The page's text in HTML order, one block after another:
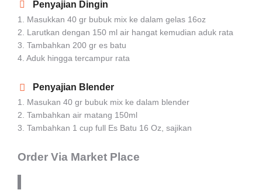
Penyajian Dingin
1. Masukkan 40 gr bubuk mix ke dalam gelas 16oz
2. Larutkan dengan 150 ml air hangat kemudian aduk rata
3. Tambahkan 200 gr es batu
4. Aduk hingga tercampur rata
Penyajian Blender
1. Masukan 40 gr bubuk mix ke dalam blender
2. Tambahkan air matang 150ml
3. Tambahkan 1 cup full Es Batu 16 Oz, sajikan
Order Via Market Place